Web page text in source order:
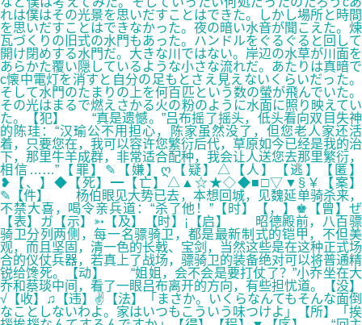
れは僕はその光景を思いだすことはできた。しかし場所と時間
を思いだすことはできなかった。夜の暗い水音が聞こえた。煉
瓦づくりの旧式の水門もあった。ハンドルをぐるぐると回して
開け閉めする水門だ。大きな川ではない。岸辺の水草が川面を
あらかた覆い隠しているような小さな流れだ。あたりは真暗で
c懐中電灯を消すと自分の足もとさえ見えないくらいだった。
そして水門のたまりの上を何百匹という数の螢が飛んでいた。
その光はまるで燃えさかる火の粉のように水面に照り映えてい
た。【犯】 “真是遗憾。”吕布摇了摇头，低头看向双目失神
的陈珪：“汉瑜公不用担心，陈家虽然没了，但您老人家还活
着，只要您在，我可以容许您繁衍后代，草原如今已经是我的治
下，那里牛羊成群，非常适合配种，我会让人送您去那里繁衍，
相信……”【罪】✎【嫌】ღ【疑】△【人】【逃】【匿】
❥【、】◆【死】━【亡】△▲☆★◇◆■□▽▼§￥【案】
✎【件】 杨伯眼见大势已去，本想回城，见魏延单骑杀来，
不禁大喜，喝令亲兵道：“杀了他！”【时】【，】♚【曾】ぜ
【表】ガ【示】➳【及】【时】¡【启】 昭德殿前，八百骠
骑卫分列两侧，每一名骠骑卫，都是最新制式的铠甲，不但美
观，而且坚固，清一色的长戟、宝剑，当然这些是在这种正式场
合的仪仗兵器，若真上了战场，骠骑卫的装备绝对可以将普通精
锐给馋死。【动】 “姐姐，会不会是要打仗了？”小乔坐在大
乔和蔡琰中间，看了一眼吕布离开的方向，有些担忧道。【没】
√【收】♫【违】✌【法】「まさか。いくらなんてもそんな面倒
なことしないわよ。家はいつもこういう味つけよ」【所】「挨